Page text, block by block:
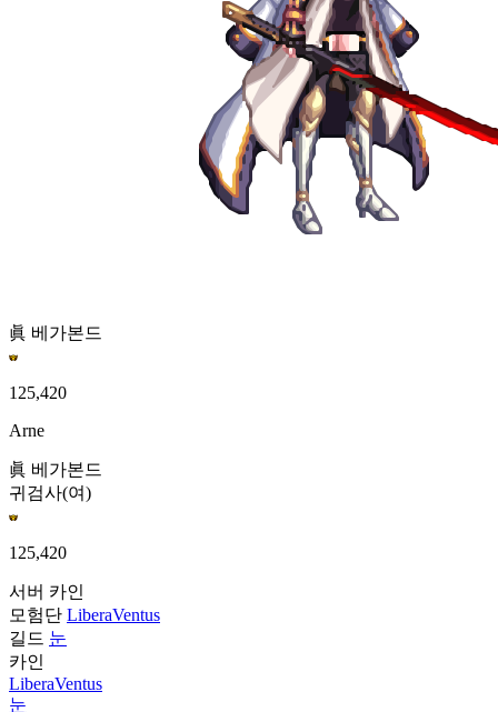
眞 베가본드
125,420
Arne
眞 베가본드
귀검사(여)
125,420
서버 카인
모험단 LiberaVentus
길드 눈
카인
LiberaVentus
눈